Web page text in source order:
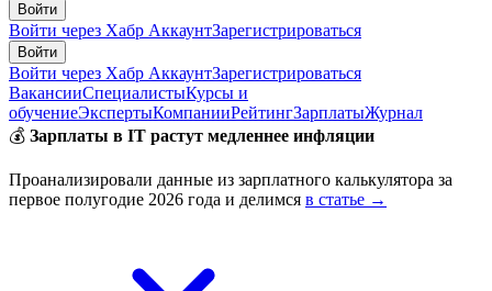
Войти
Войти через Хабр АккаунтЗарегистрироваться
Войти
Войти через Хабр АккаунтЗарегистрироваться
ВакансииСпециалистыКурсы и
обучениеЭкспертыКомпанииРейтингЗарплатыЖурнал
💰 Зарплаты в IT растут медленнее инфляции
Проанализировали данные из зарплатного калькулятора за
первое полугодие 2026 года и делимся в статье →